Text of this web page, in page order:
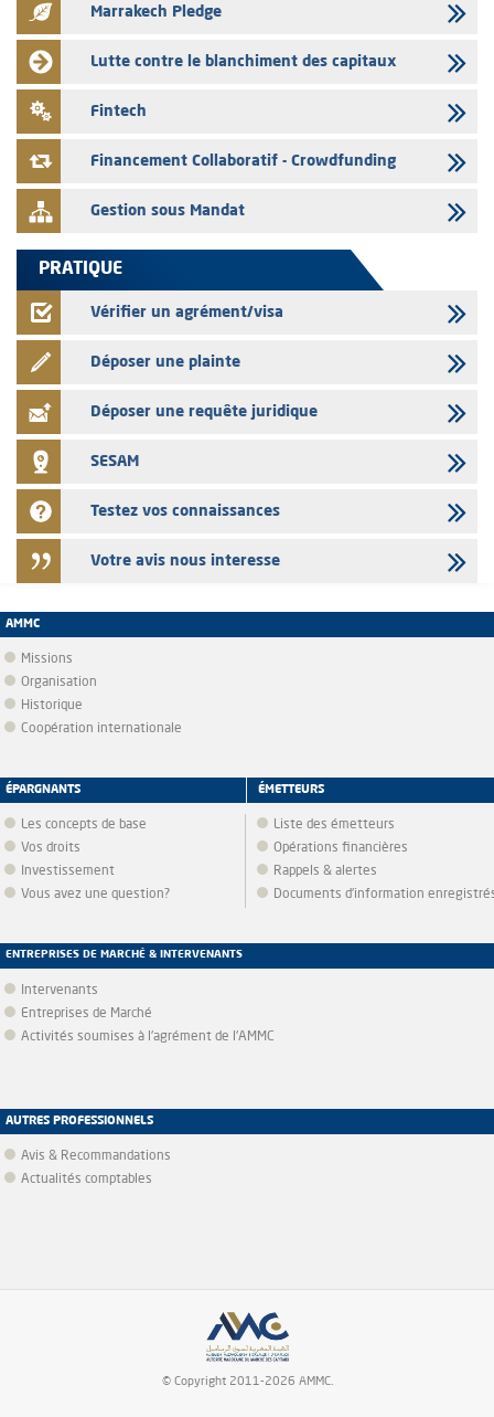
03/08/2026
L' AMMC publie les indicateurs mensuels du marché des capitaux pour
le mois de Juin 2026
31/07/2026
L’AMMC met sur son site internet les publications réalisées par les
émetteurs du 30 au 31 juillet 2026
Marrakech Pledge
Lutte contre le blanchiment des capitaux
Fintech
Financement Collaboratif - Crowdfunding
Gestion sous Mandat
PRATIQUE
Vérifier un agrément/visa
Déposer une plainte
Déposer une requête juridique
SESAM
Testez vos connaissances
Votre avis nous interesse
AMMC
Missions
Organisation
Historique
Coopération internationale
ÉPARGNANTS
Les concepts de base
Vos droits
Investissement
Vous avez une question?
ÉMETTEURS
Liste des émetteurs
Opérations financières
Rappels & alertes
Documents d’information
ENTREPRISES DE MARCHÉ & INTERVENANTS
Intervenants
Entreprises de Marché
Activités soumises à l'agrément de l'AMMC
AUTRES PROFESSIONNELS
Avis & Recommandations
Actualités comptables
© Copyright 2011-2026 AMMC.